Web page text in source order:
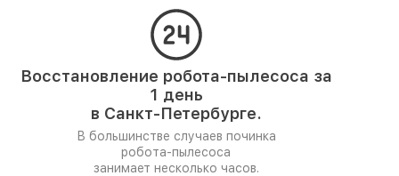
Восстановление робота-пылесоса за
1 день
в Санкт-Петербурге.
В большинстве случаев починка
робота-пылесоса
занимает несколько часов.